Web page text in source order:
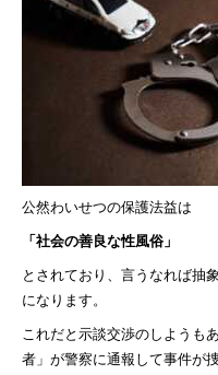
公然わいせつの保護法益は
「社会の善良な性風俗」
とされており、言うなれば抽
になります。
これだと示談交渉のしようも
者」が警察に通報して事件が